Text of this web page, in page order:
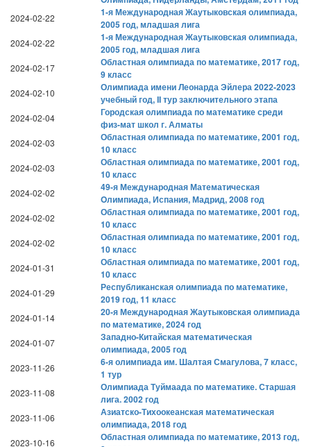
2024-02-22
1-я Международная Жаутыковская олимпиада,
2005 год, младшая лига
2024-02-22
1-я Международная Жаутыковская олимпиада,
2005 год, младшая лига
2024-02-17
Областная олимпиада по математике, 2017 год,
9 класс
2024-02-10
Олимпиада имени Леонарда Эйлера 2022-2023
учебный год, II тур заключительного этапа
2024-02-04
Городская олимпиада по математике среди
физ-мат школ г. Алматы
2024-02-03
Областная олимпиада по математике, 2001 год,
10 класс
2024-02-03
Областная олимпиада по математике, 2001 год,
10 класс
2024-02-02
49-я Международная Математическая
Oлимпиада, Испания, Мадрид, 2008 год
2024-02-02
Областная олимпиада по математике, 2001 год,
10 класс
2024-02-02
Областная олимпиада по математике, 2001 год,
10 класс
2024-01-31
Областная олимпиада по математике, 2001 год,
10 класс
2024-01-29
Республиканская олимпиада по математике,
2019 год, 11 класс
2024-01-14
20-я Международная Жаутыковская олимпиада
по математике, 2024 год
2024-01-07
Западно-Китайская математическая
олимпиада, 2005 год
2023-11-26
6-я олимпиада им. Шалтая Смагулова, 7 класс,
1 тур
2023-11-08
Олимпиада Туймаада по математике. Старшая
лига. 2002 год
2023-11-06
Азиатско-Тихоокеанская математическая
олимпиада, 2018 год
2023-10-16
Областная олимпиада по математике, 2013 год,